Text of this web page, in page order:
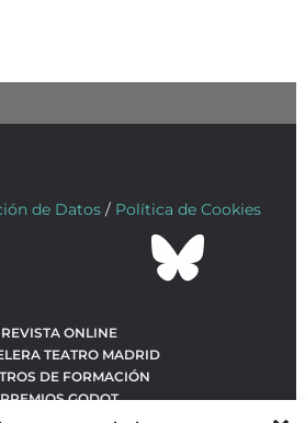
de Datos / Política de Cookies
REVISTA ONLINE
TEATRO MADRID
DE FORMACIÓN
PREMIOS GODOT